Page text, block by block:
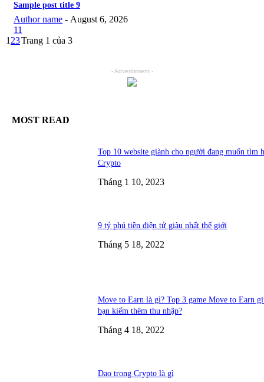
Sample post title 9
Author name - August 6, 2026
11
1 23Trang 1 của 3
- Advertisment -
MOST READ
Top 10 website giành cho người đang muốn tìm
Crypto
Tháng 1 10, 2023
9 tỷ phú tiền điện tử giàu nhất thế giới
Tháng 5 18, 2022
Move to Earn là gì? Top 3 game Move to Earn
bạn kiếm thêm thu nhập?
Tháng 4 18, 2022
Dao trong Crypto là gì